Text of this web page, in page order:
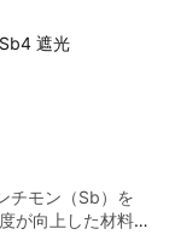
理が行われるこ
（$10 \times
2$ mm。結晶方
対応可能です。
さ: 研磨品の場
意衝撃に注意:
挟んだり、落と
グには細心の注
が酸化
す。長期保管は真
の配慮: アンチモ
成形加工に対応可
耗シートなど幅
本来の耐酸性・
処理を施すこと
接点材、放電
Pb96/Sb4（鉛／
■ 特徴まとめ 柔
・アルカリ）◎
対応 ※アンチモン
特有の柔らかさも
遮光
チモン（Sb）を
が向上した材料で